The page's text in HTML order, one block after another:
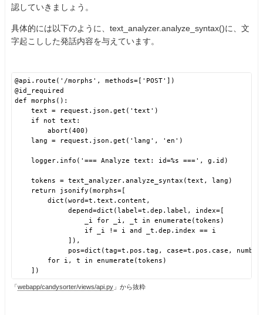
認していきましょう。
具体的には以下のように、text_analyzer.analyze_syntax()に、文
字起こしした発話内容を与えています。
@api.route('/morphs', methods=['POST'])
@id_required
def morphs():
text = request.json.get('text')
if not text:
abort(400)
lang = request.json.get('lang', 'en')
logger.info('=== Analyze text: id=%s ===', g.id)
tokens = text_analyzer.analyze_syntax(text, lang)
return jsonify(morphs=[
dict(word=t.text.content,
depend=dict(label=t.dep.label, index=[
_i for _i, _t in enumerate(tokens)
if _i != i and _t.dep.index == i
]),
pos=dict(tag=t.pos.tag, case=t.pos.case,
for i, t in enumerate(tokens)
])
「 webapp/candysorter/views/api.py 」から抜粋